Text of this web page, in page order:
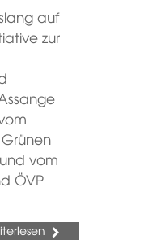
auf
zur
vom
ÖVP